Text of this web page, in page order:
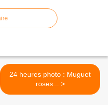
24 heures photo : Muguet
roses... >